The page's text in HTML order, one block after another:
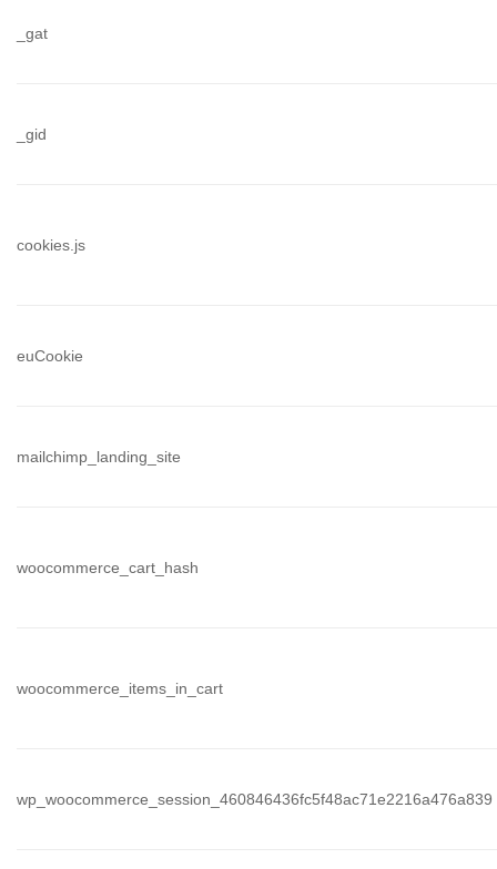
_gat
_gid
cookies.js
euCookie
mailchimp_landing_site
woocommerce_cart_hash
woocommerce_items_in_cart
wp_woocommerce_session_460846436fc5f48ac71e2216a476a839